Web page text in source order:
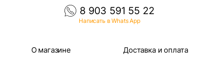
8 903 591 55 22
Написать в Whats App
О магазине Доставка и оплата